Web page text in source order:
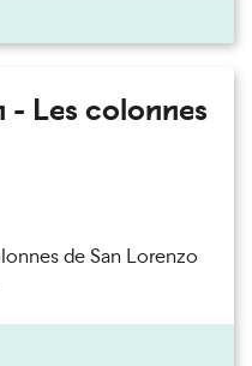
- Les colonnes
de San Lorenzo